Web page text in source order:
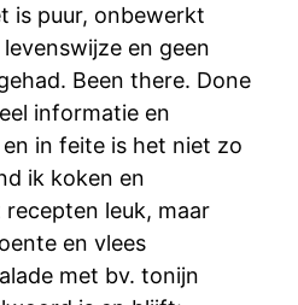
is puur, onbewerkt
en geen
Been there. Done
informatie en
in feite is het niet zo
ik koken en
leuk, maar
en vlees
met bv. tonijn